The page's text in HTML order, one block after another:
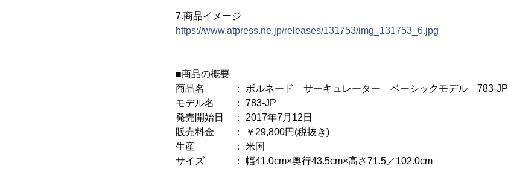
7.商品イメージ
https://www.atpress.ne.jp/releases/131753/img_131753_6.jpg
■商品の概要
商品名 ： ボルネード サーキュレーター ベーシックモデル 783-JP
モデル名 ： 783-JP
発売開始日 ： 2017年7月12日
販売料金 ： ￥29,800円(税抜き)
生産 ： 米国
サイズ ： 幅41.0cm×奥行43.5cm×高さ71.5／102.0cm